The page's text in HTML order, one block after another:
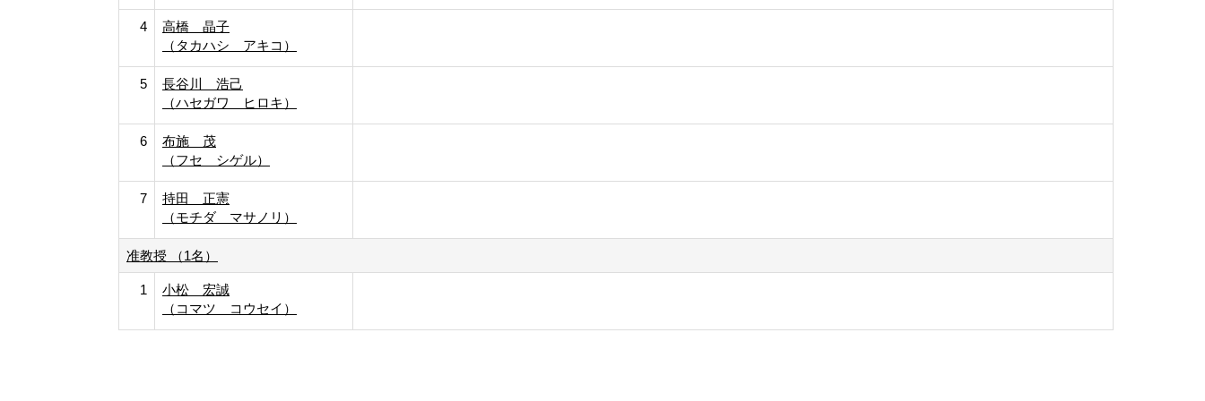
4
高橋 晶子
（タカハシ アキコ）
5
長谷川 浩己
（ハセガワ ヒロキ）
6
布施 茂
（フセ シゲル）
7
持田 正憲
（モチダ マサノリ）
准教授 （1名）
1
小松 宏誠
（コマツ コウセイ）